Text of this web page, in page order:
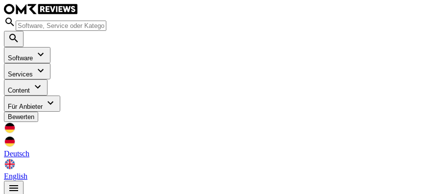
Software
Services
Content
Für Anbieter
Bewerten
Deutsch
English